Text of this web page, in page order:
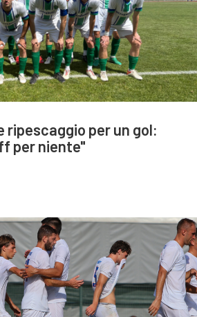
ripescaggio per un gol:
per niente"